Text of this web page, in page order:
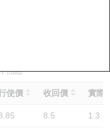
線機器人－Ｗ
熊證
使價 收回價 實際
8.5 1.3